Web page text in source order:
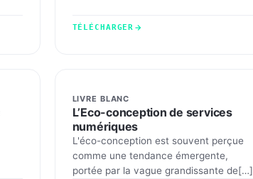
TÉLÉCHARGER
LIVRE BLANC
L’Eco-conception de services
numériques
L'éco-conception est souvent perçue
comme une tendance émergente,
portée par la vague grandissante de[…]